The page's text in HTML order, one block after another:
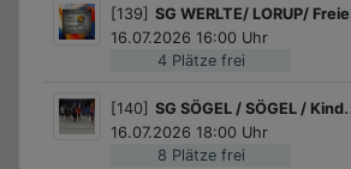
4 Plätze frei
[139] SG WERLTE/ LORUP/ Freies Malen und Gestalten
16.07.2026 16:00 Uhr
8 Plätze frei
[140] SG SÖGEL / SÖGEL / Kinder- und Jugend-Badminton
16.07.2026 18:00 Uhr